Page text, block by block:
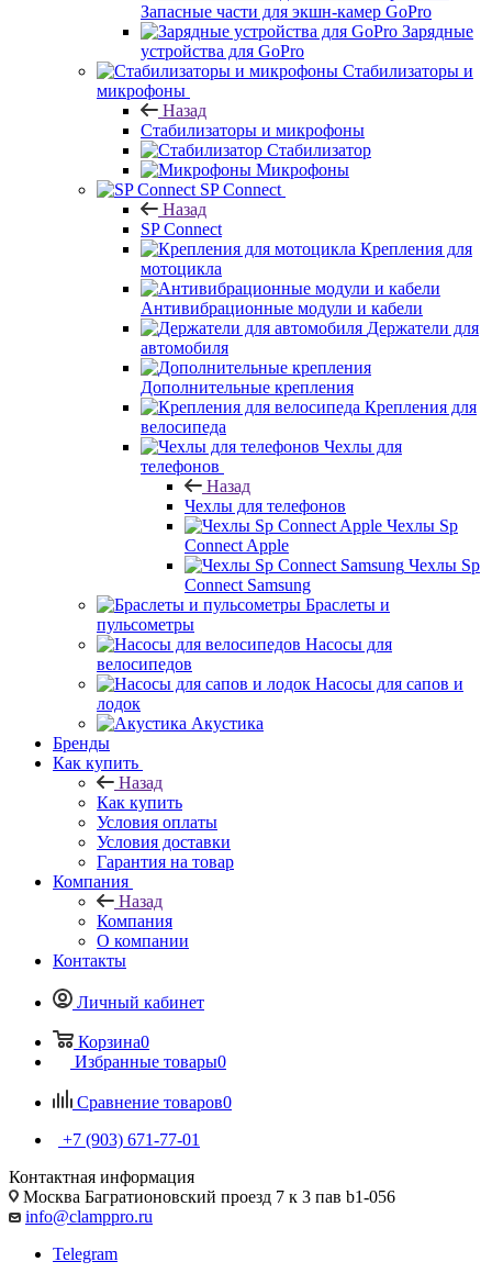
Запасные части для экшн-камер GoPro
Зарядные
устройства для GoPro
Стабилизаторы и
микрофоны
Назад
Стабилизаторы и микрофоны
Стабилизатор
Микрофоны
SP Connect
Назад
SP Connect
Крепления для
мотоцикла
Антивибрационные модули и кабели
Держатели для
автомобиля
Дополнительные крепления
Крепления для
велосипеда
Чехлы для
телефонов
Назад
Чехлы для телефонов
Чехлы Sp
Connect Apple
Чехлы Sp
Connect Samsung
Браслеты и
пульсометры
Насосы для
велосипедов
Насосы для сапов и
лодок
Акустика
Бренды
Как купить
Назад
Как купить
Условия оплаты
Условия доставки
Гарантия на товар
Компания
Назад
Компания
О компании
Контакты
Личный кабинет
Корзина0
Избранные товары0
Сравнение товаров0
+7 (903) 671-77-01
Контактная информация
Москва Багратионовский проезд 7 к 3 пав b1-056
info@clamppro.ru
Telegram